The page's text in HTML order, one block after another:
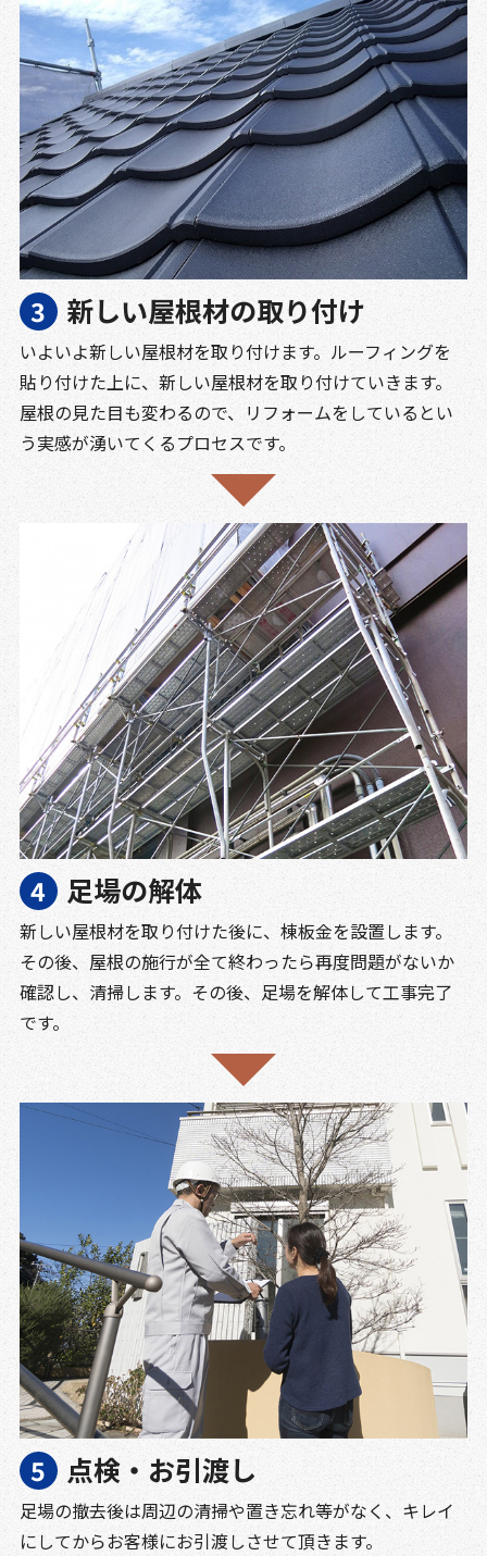
新しい屋根材の取り付け
いよいよ新しい屋根材を取り付けます。ルーフィングを
貼り付けた上に、新しい屋根材を取り付けていきます。
屋根の見た目も変わるので、リフォームをしているとい
う実感が湧いてくるプロセスです。
足場の解体
新しい屋根材を取り付けた後に、棟板金を設置します。
その後、屋根の施行が全て終わったら再度問題がないか
確認し、清掃します。その後、足場を解体して工事完了
です。
点検・お引渡し
足場の撤去後は周辺の清掃や置き忘れ等がなく、キレイ
にしてからお客様にお引渡しさせて頂きます。